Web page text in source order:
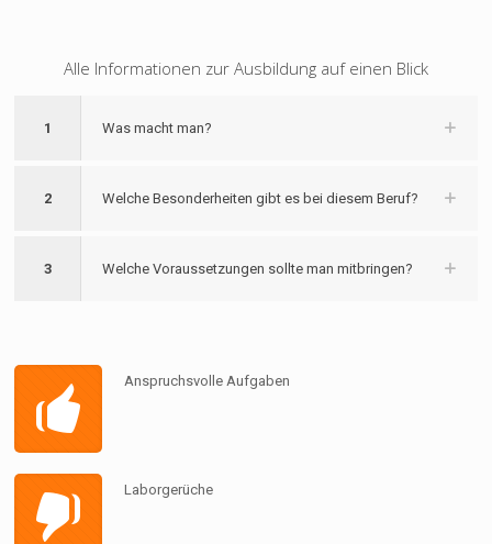
Alle Informationen zur Ausbildung auf einen Blick
1 Was macht man?
2 Welche Besonderheiten gibt es bei diesem Beruf?
3 Welche Voraussetzungen sollte man mitbringen?
Anspruchsvolle Aufgaben
Laborgerüche